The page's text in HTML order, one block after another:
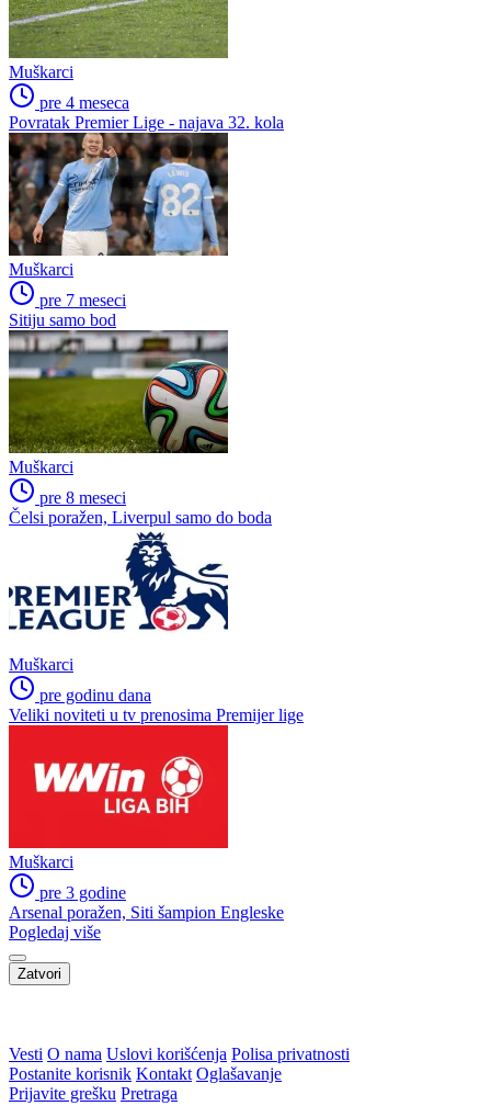
Muškarci
pre 4 meseca
Povratak Premier Lige - najava 32. kola
Muškarci
pre 7 meseci
Sitiju samo bod
Muškarci
pre 8 meseci
Čelsi poražen, Liverpul samo do boda
Muškarci
pre godinu dana
Veliki noviteti u tv prenosima Premijer lige
Muškarci
pre 3 godine
Arsenal poražen, Siti šampion Engleske
Pogledaj više
Zatvori
Ime Cedevita odlazi iz
hrvatske košarke
Zekić nakon razočaranja u